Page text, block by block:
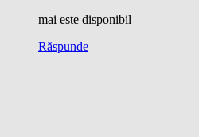
mai este disponibil
Răspunde